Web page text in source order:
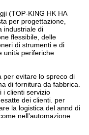
(TOP-KING HK HA
per progettazione,
industriale di
flessibile, delle
di strumenti e di
unità periferiche
per evitare lo spreco di
di fornitura da fabbrica.
i clienti servizio
dei clienti. per
la logistica del annd di
nell'automazione